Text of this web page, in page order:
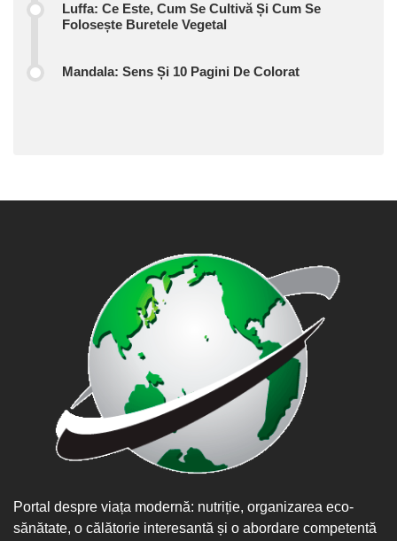
Luffa: Ce Este, Cum Se Cultivă Și Cum Se
Folosește Buretele Vegetal
Mandala: Sens Și 10 Pagini De Colorat
Portal despre viața modernă: nutriție, organizarea eco-
sănătate, o călătorie interesantă și o abordare competentă